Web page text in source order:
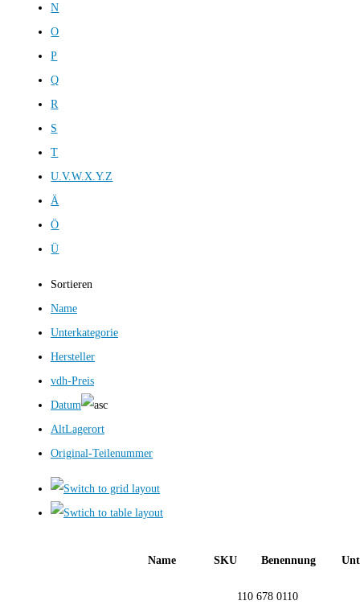
N
O
P
Q
R
S
T
U.V.W.X.Y.Z
Ä
Ö
Ü
Sortieren
Name
Unterkategorie
Hersteller
vdh-Preis
Datum
AltLagerort
Original-Teilenummer
Name SKU Benennung
110 678 0110